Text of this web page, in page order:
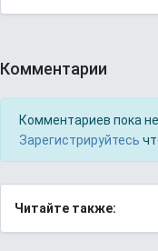
Комментарии
Комментариев пока
Зарегистрируйтесь
Читайте также: